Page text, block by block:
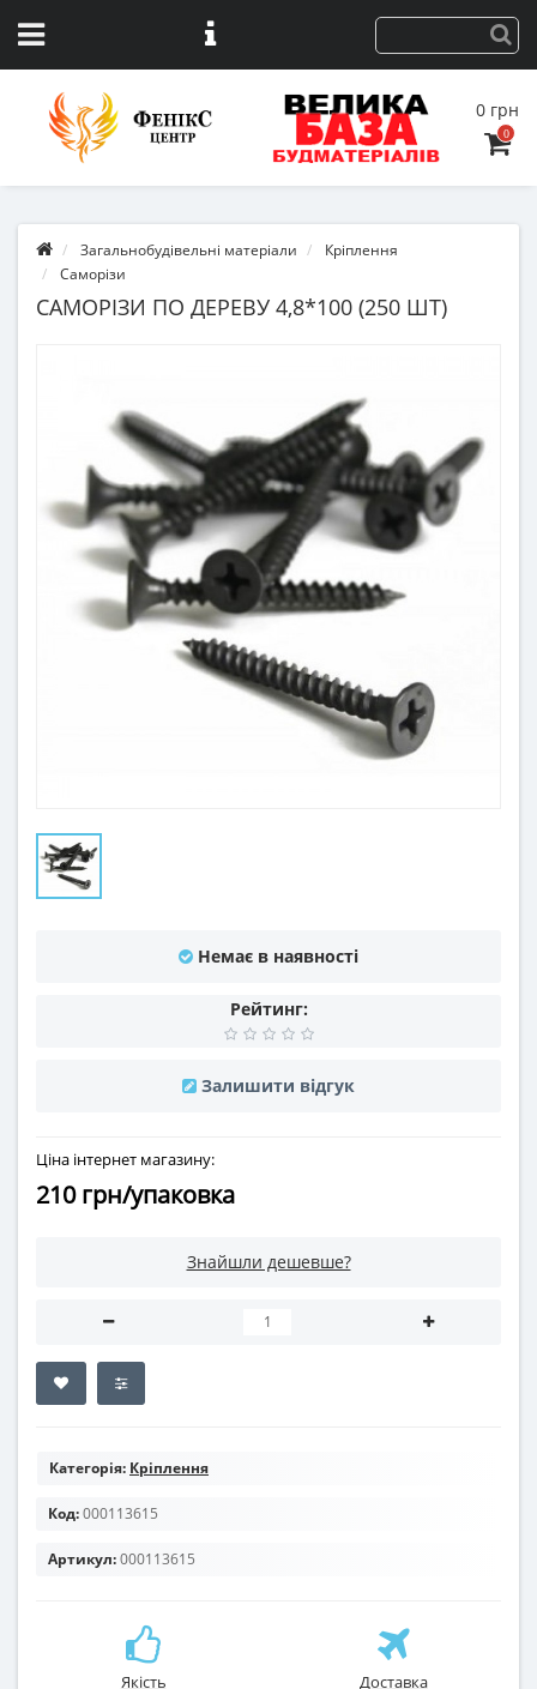
0 грн
0
Загальнобудівельні матеріали
Кріплення
Саморізи
САМОРІЗИ ПО ДЕРЕВУ 4,8*100 (250 ШТ)
Немає в наявності
Рейтинг:
Залишити відгук
Ціна інтернет магазину:
210 грн/упаковка
Знайшли дешевше?
Категорія: Кріплення
Код:000113615
Артикул:000113615
Якість Доставка